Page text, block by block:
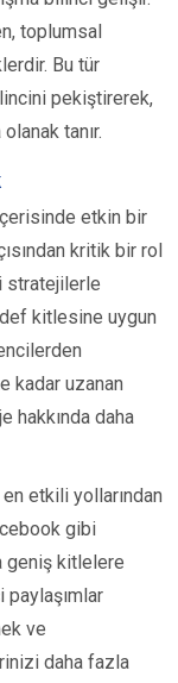
toplumsal
Bu tür
pekiştirerek,
tanır.
etkin bir
kritik bir rol
stratejilerle
kitlesine uygun
kadar uzanan
hakkında daha
etkili yollarından
gibi
geniş kitlelere
paylaşımlar
ve
daha fazla